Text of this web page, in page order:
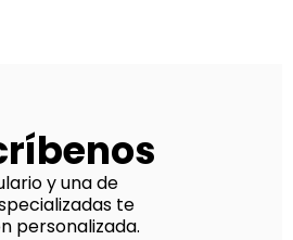
y una de
te
personalizada.